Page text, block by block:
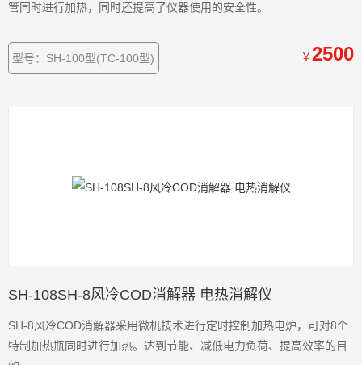
管同时进行加热，同时还提高了仪器使用的安全性。
型号：SH-100型(TC-100型) ￥2500
SH-108SH-8风冷COD消解器 电热消解仪
SH-8风冷COD消解器采用微机技术进行定时控制加热电炉，可对8个
特制加热瓶同时进行加热。达到节能、减低电力负荷、提高效率的目